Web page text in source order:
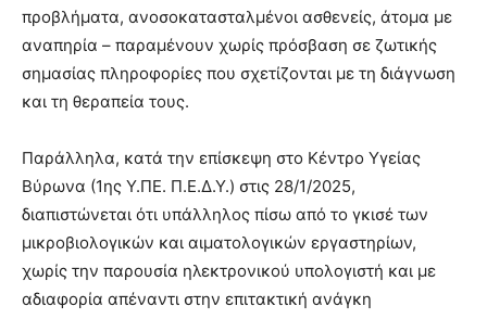
προβλήματα, ανοσοκατασταλμένοι ασθενείς, άτομα με
αναπηρία – παραμένουν χωρίς πρόσβαση σε ζωτικής
σημασίας πληροφορίες που σχετίζονται με τη διάγνωση
και τη θεραπεία τους.
Παράλληλα, κατά την επίσκεψη στο Κέντρο Υγείας
Βύρωνα (1ης Υ.ΠΕ. Π.Ε.Δ.Υ.) στις 28/1/2025,
διαπιστώνεται ότι υπάλληλος πίσω από το γκισέ των
μικροβιολογικών και αιματολογικών εργαστηρίων,
χωρίς την παρουσία ηλεκτρονικού υπολογιστή και με
αδιαφορία απέναντι στην επιτακτική ανάγκη